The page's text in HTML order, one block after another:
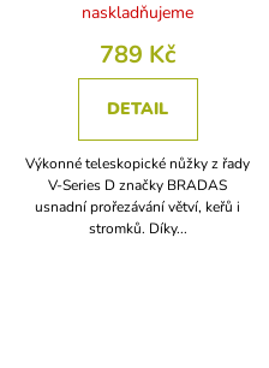
naskladňujeme
789 Kč
DETAIL
Výkonné teleskopické nůžky z řady
V-Series D značky BRADAS
usnadní prořezávání větví, keřů i
stromků. Díky...